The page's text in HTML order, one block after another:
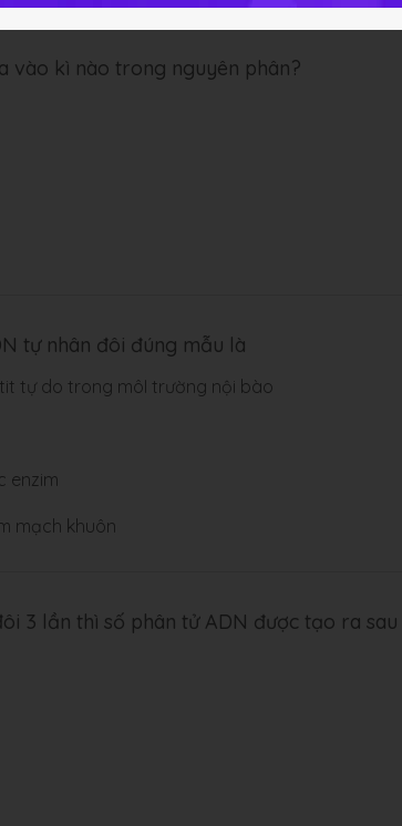
vào kì nào trong nguyên phân?
tự nhân đôi đúng mẫu là
tự do trong môI trường nội bào
enzim
mạch khuôn
3 lần thì số phân tử ADN được tạo ra